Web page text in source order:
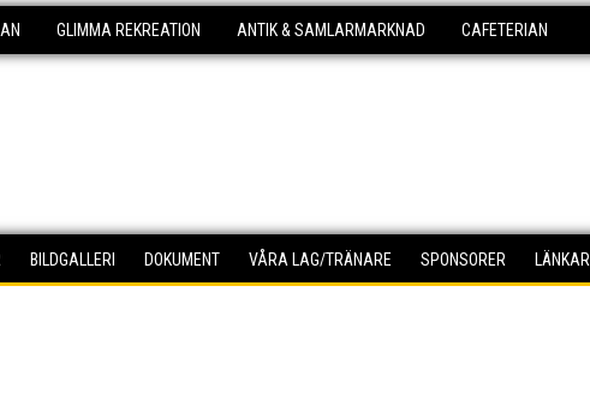
GLIMMA REKREATION ANTIK & SAMLARMARKNAD CAFETERIAN
BILDGALLERI DOKUMENT VÅRA LAG/TRÄNARE SPONSORER LÄNKAR